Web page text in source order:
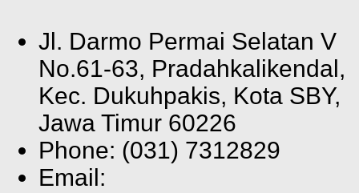
Jl. Darmo Permai Selatan V
No.61-63, Pradahkalikendal,
Kec. Dukuhpakis, Kota SBY,
Jawa Timur 60226
Phone: (031) 7312829
Email: